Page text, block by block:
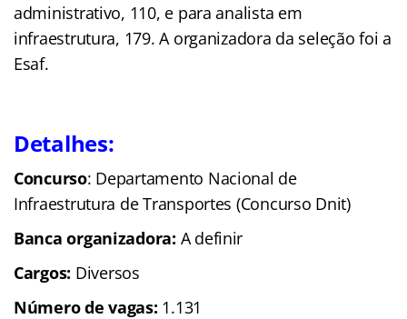
administrativo, 110, e para analista em
infraestrutura, 179. A organizadora da seleção foi a
Esaf.
Detalhes:
Concurso: Departamento Nacional de
Infraestrutura de Transportes (Concurso Dnit)
Banca organizadora: A definir
Cargos: Diversos
Número de vagas: 1.131